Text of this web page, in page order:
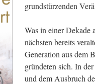
grundstürzenden
Was in einer Dekade
nächsten bereits
Generation aus dem
gründeten sich. In
und dem Ausbruch